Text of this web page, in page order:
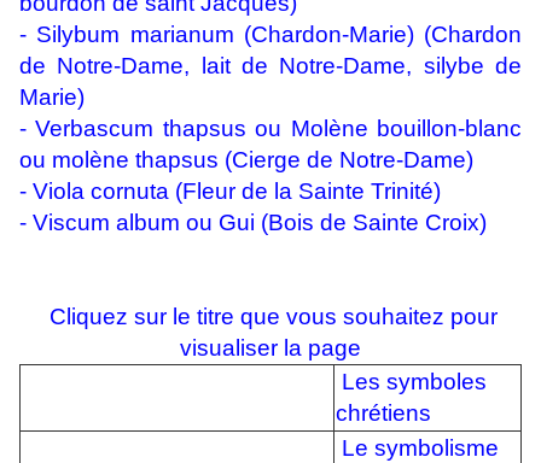
- Silybum marianum (Chardon-Marie)(Chardon
de Notre-Dame, lait de Notre-Dame, silybe de
Marie)
-Verbascum thapsus ou Molène bouillon-blanc
ou molène thapsus (Cierge de Notre-Dame)
- Viola cornuta (Fleur de la Sainte Trinité)
- Viscum album ou Gui (Bois de Sainte Croix)
Cliquez sur le titre que vous souhaitez pour
visualiser la page
Les symboles
chrétiens
Le symbolisme